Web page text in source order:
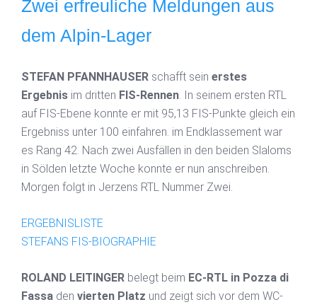
Zwei erfreuliche Meldungen aus
dem Alpin-Lager
STEFAN PFANNHAUSER schafft sein erstes
Ergebnis im dritten FIS-Rennen. In seinem ersten RTL
auf FIS-Ebene konnte er mit 95,13 FIS-Punkte gleich ein
Ergebniss unter 100 einfahren. im Endklassement war
es Rang 42. Nach zwei Ausfällen in den beiden Slaloms
in Sölden letzte Woche konnte er nun anschreiben.
Morgen folgt in Jerzens RTL Nummer Zwei.
ERGEBNISLISTE
STEFANS FIS-BIOGRAPHIE
ROLAND LEITINGER belegt beim EC-RTL in Pozza di
Fassa den vierten Platz und zeigt sich vor dem WC-